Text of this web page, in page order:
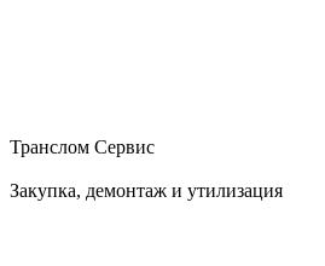
Транслом Сервис
Закупка, демонтаж и утилизация